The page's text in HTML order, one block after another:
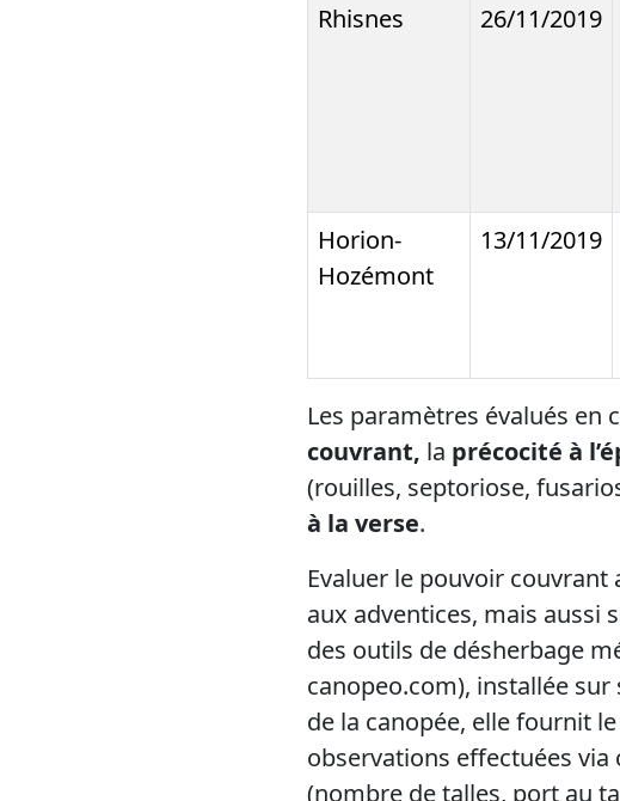
Rhisnes 26/11/2019
Horion-
Hozémont
13/11/2019
Les paramètres évalués en
couvrant, la précocité à
(rouilles, septoriose,
à la verse.
Evaluer le pouvoir
aux adventices, mais aussi
des outils de désherbage
canopeo.com), installée sur
de la canopée, elle fournit
observations effectuées
(nombre de talles, port au